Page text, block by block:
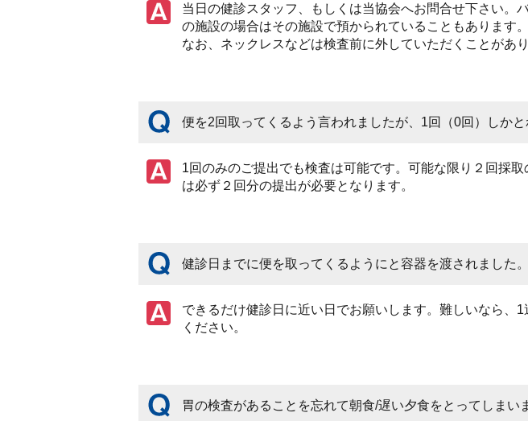
当日の健診スタッフ、もしくは当協会へお問合せ下さい。
の施設の場合はその施設で預かられていることもあります。
なお、ネックレスなどは検査前に外していただくことがあ
便を2回取ってくるよう言われましたが、1回（0回）しかと
1回のみのご提出でも検査は可能です。可能な限り２回採
は必ず２回分の提出が必要となります。
健診日までに便を取ってくるようにと容器を渡されました
できるだけ健診日に近い日でお願いします。難しいなら、
ください。
胃の検査があることを忘れて朝食/遅い夕食をとってしまい